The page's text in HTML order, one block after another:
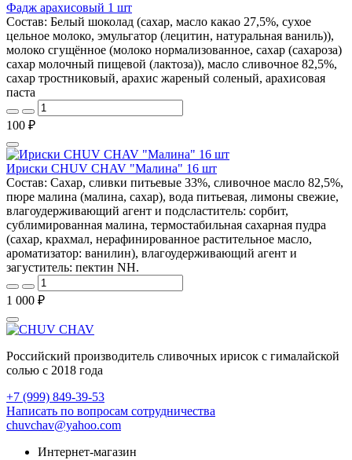
Фадж арахисовый 1 шт
Состав: Белый шоколад (сахар, масло какао 27,5%, сухое
цельное молоко, эмульгатор (лецитин, натуральная ваниль)),
молоко сгущённое (молоко нормализованное, сахар (сахароза)
сахар молочный пищевой (лактоза)), масло сливочное 82,5%,
сахар тростниковый, арахис жареный соленый, арахисовая
паста
100 ₽
Ириски CHUV CHAV "Малина" 16 шт
Состав: Сахар, сливки питьевые 33%, сливочное масло 82,5%,
пюре малина (малина, сахар), вода питьевая, лимоны свежие,
влагоудерживающий агент и подсластитель: сорбит,
сублимированная малина, термостабильная сахарная пудра
(сахар, крахмал, нерафинированное растительное масло,
ароматизатор: ванилин), влагоудерживающий агент и
загуститель: пектин NH.
1 000 ₽
Российский производитель сливочных ирисок с гималайской
солью с 2018 года
+7 (999) 849-39-53
Написать по вопросам сотрудничества
chuvchav@yahoo.com
Интернет-магазин